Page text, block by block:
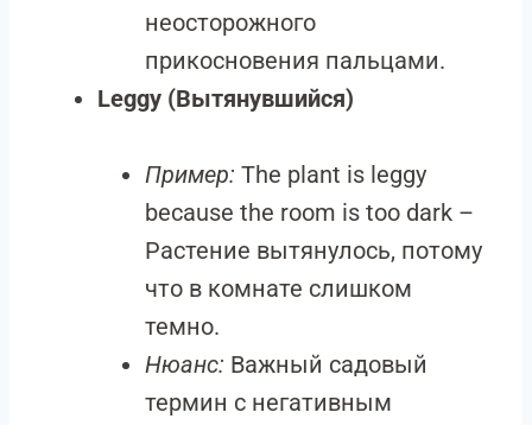
неосторожного
прикосновения пальцами.
Leggy (Вытянувшийся)
Пример: The plant is leggy
because the room is too dark –
Растение вытянулось, потому
что в комнате слишком
темно.
Нюанс: Важный садовый
термин с негативным